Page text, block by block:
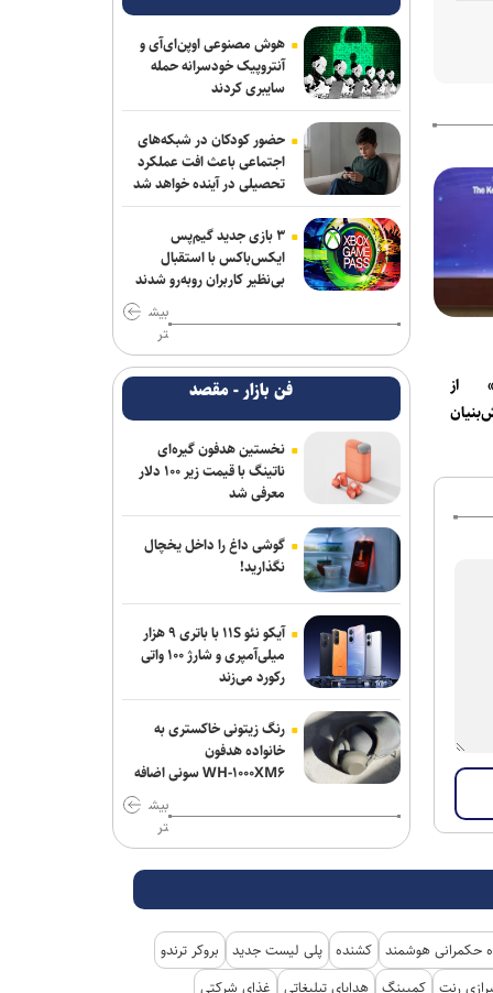
از
هوش مصنوعی اوپن‌ای‌آی و
آنتروپیک خودسرانه حمله
سایبری کردند
حضور کودکان در شبکه‌های
اجتماعی باعث افت عملکرد
تحصیلی در آینده خواهد شد
۳ بازی جدید گیم‌پس
ایکس‌باکس با استقبال
بی‌نظیر کاربران روبه‌رو شدند
بیش
تر
فن بازار - مقصد
نخستین هدفون گیره‌ای
ناتینگ با قیمت زیر ۱۰۰ دلار
معرفی شد
گوشی داغ را داخل یخچال
نگذارید!
آیکو نئو ۱۱S با باتری ۹ هزار
میلی‌آمپری و شارژ ۱۰۰ واتی
رکورد می‌زند
رنگ زیتونی خاکستری به
خانواده هدفون
WH-۱۰۰۰XM۶ سونی اضافه
بیش
تر
حکمرانی هوشمند کشنده پلی لیست جدید
بروکر ترندو
رنت کمپینگ هدایای تبلیغاتی غذای شرکتی